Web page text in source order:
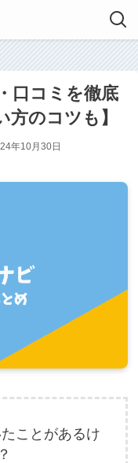
口コミを徹底
方のコツも】
年10月30日
ことがあるけ